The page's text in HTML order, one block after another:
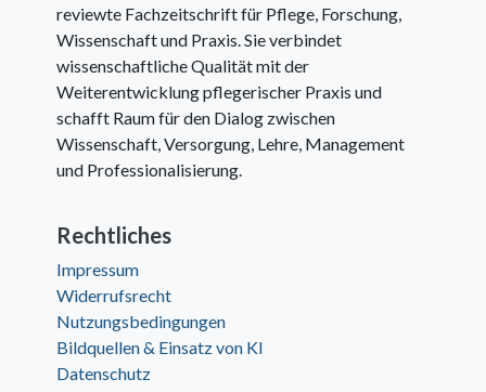
reviewte Fachzeitschrift für Pflege, Forschung,
Wissenschaft und Praxis. Sie verbindet
wissenschaftliche Qualität mit der
Weiterentwicklung pflegerischer Praxis und
schafft Raum für den Dialog zwischen
Wissenschaft, Versorgung, Lehre, Management
und Professionalisierung.
Rechtliches
Impressum
Widerrufsrecht
Nutzungsbedingungen
Bildquellen & Einsatz von KI
Datenschutz